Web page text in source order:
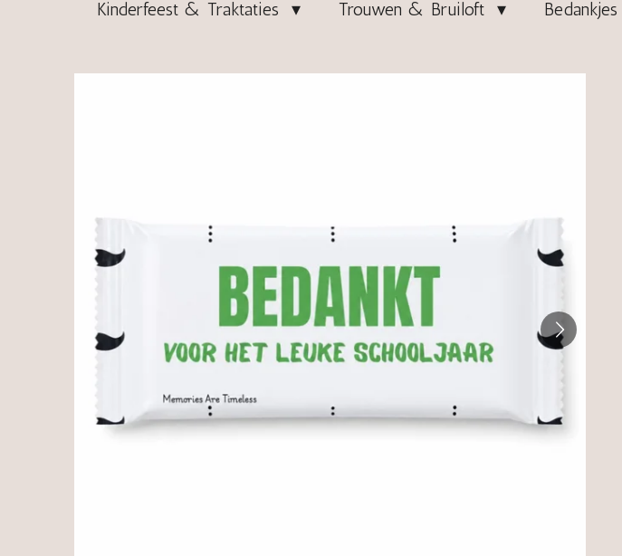
Kinderfeest & Traktaties Trouwen & Bruiloft Bedankjes